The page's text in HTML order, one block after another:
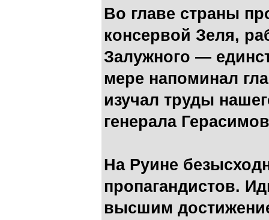
Во главе страны
консервой Зеля,
Залужного —
мере напоминал
изучал труды
генерала
На Руине
пропагандистов.
высшим